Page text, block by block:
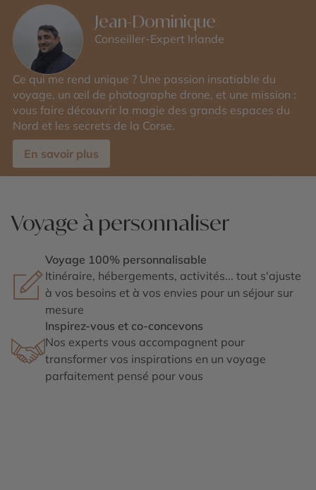
Jean-Dominique
Conseiller-Expert Irlande
Ce qui me rend unique ? Une passion insatiable du
voyage, un œil de photographe drone, et une mission :
vous faire découvrir la magie des grands espaces du
Nord et les secrets de la Corse.
En savoir plus
Voyage à personnaliser
Voyage 100% personnalisable
Itinéraire, hébergements, activités... tout s'ajuste
à vos besoins et à vos envies pour un séjour sur
mesure
Inspirez-vous et co-concevons
Nos experts vous accompagnent pour
transformer vos inspirations en un voyage
parfaitement pensé pour vous